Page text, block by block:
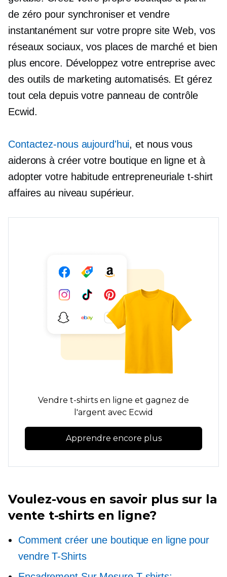
de zéro pour synchroniser et vendre
instantanément sur votre propre site Web, vos
réseaux sociaux, vos places de marché et bien
plus encore. Développez votre entreprise avec
des outils de marketing automatisés. Et gérez
tout cela depuis votre panneau de contrôle
Ecwid.
Contactez-nous aujourd'hui, et nous vous
aiderons à créer votre boutique en ligne et à
adopter votre habitude entrepreneuriale t-shirt
affaires au niveau supérieur.
Vendre t-shirts en ligne et gagnez de
l'argent avec Ecwid
Apprendre encore plus
Voulez-vous en savoir plus sur la
vente t-shirts en ligne?
Comment créer une boutique en ligne pour
vendreT-Shirts